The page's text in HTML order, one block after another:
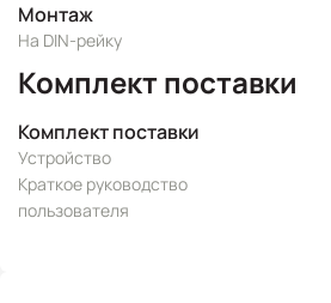
Монтаж
На DIN-рейку
Комплект поставки
Комплект поставки
Устройство
Краткое руководство
пользователя